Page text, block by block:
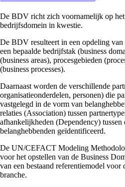
De BDV richt zich voornamelijk op
bedrijfsdomein in kwestie.
De BDV resulteert in een opdeling
een bepaalde bedrijfstak (business
(business areas), procesgebieden
(business processes).
Daarnaast worden de verschillende
organisatieonderdelen, personen) die
vastgelegd in de vorm van
relaties (Association) tussen
afhankelijkheden (Dependency) tussen
belanghebbenden geïdentificeerd.
De UN/CEFACT Modeling
voor het opstellen van de Business
van een bestaand referentiemodel
branche.